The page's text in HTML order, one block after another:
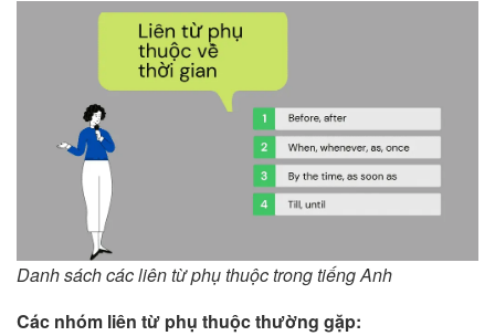
Danh sách các liên từ phụ thuộc trong tiếng Anh
Các nhóm liên từ phụ thuộc thường gặp: